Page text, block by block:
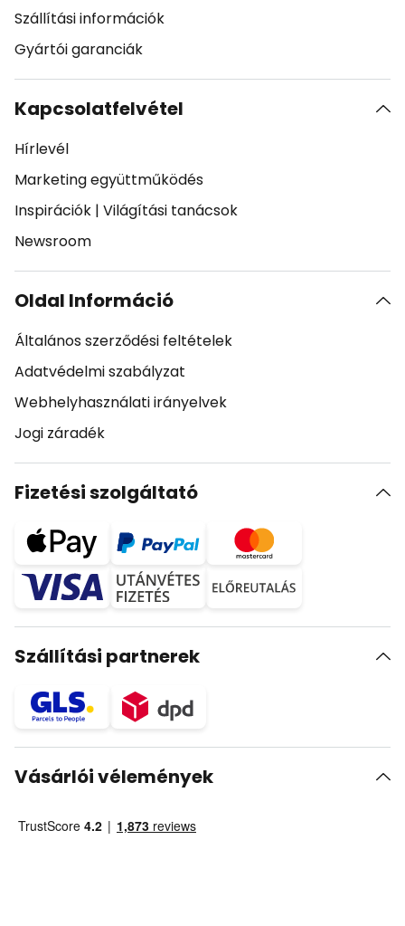
Szállítási információk
Gyártói garanciák
Kapcsolatfelvétel
Hírlevél
Marketing együttműködés
Inspirációk | Világítási tanácsok
Newsroom
Oldal Információ
Általános szerződési feltételek
Adatvédelmi szabályzat
Webhelyhasználati irányelvek
Jogi záradék
Fizetési szolgáltató
Szállítási partnerek
Vásárlói vélemények